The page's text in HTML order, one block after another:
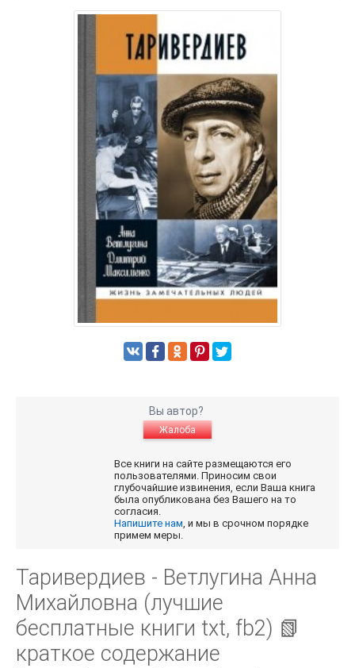
Вы автор?
Жалоба
Все книги на сайте размещаются его
пользователями. Приносим свои
глубочайшие извинения, если Ваша книга
была опубликована без Вашего на то
согласия.
Напишите нам, и мы в срочном порядке
примем меры.
Таривердиев - Ветлугина Анна
Михайловна (лучшие
бесплатные книги txt, fb2) 📗
краткое содержание